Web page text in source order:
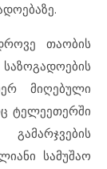
თაობის
მიღებული
ტელეეთერში
სამუშაო